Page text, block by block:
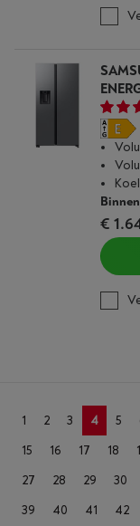
€
1 2 3 4 5
15
16 17 18
27
28 29 30
39
40 41 42